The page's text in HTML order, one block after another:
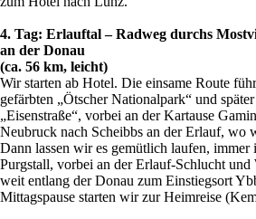
4. Tag: Erlauftal – Radweg durchs
an der Donau
(ca. 56 km, leicht)
Wir starten ab Hotel. Die einsame Route
gefärbten „Ötscher Nationalpark“ und
„Eisenstraße“, vorbei an der Kartause
Neubruck nach Scheibbs an der Erlauf, wo
Dann lassen wir es gemütlich laufen, immer
Purgstall, vorbei an der Erlauf-Schlucht
weit entlang der Donau zum Einstiegsort
Mittagspause starten wir zur Heimreise